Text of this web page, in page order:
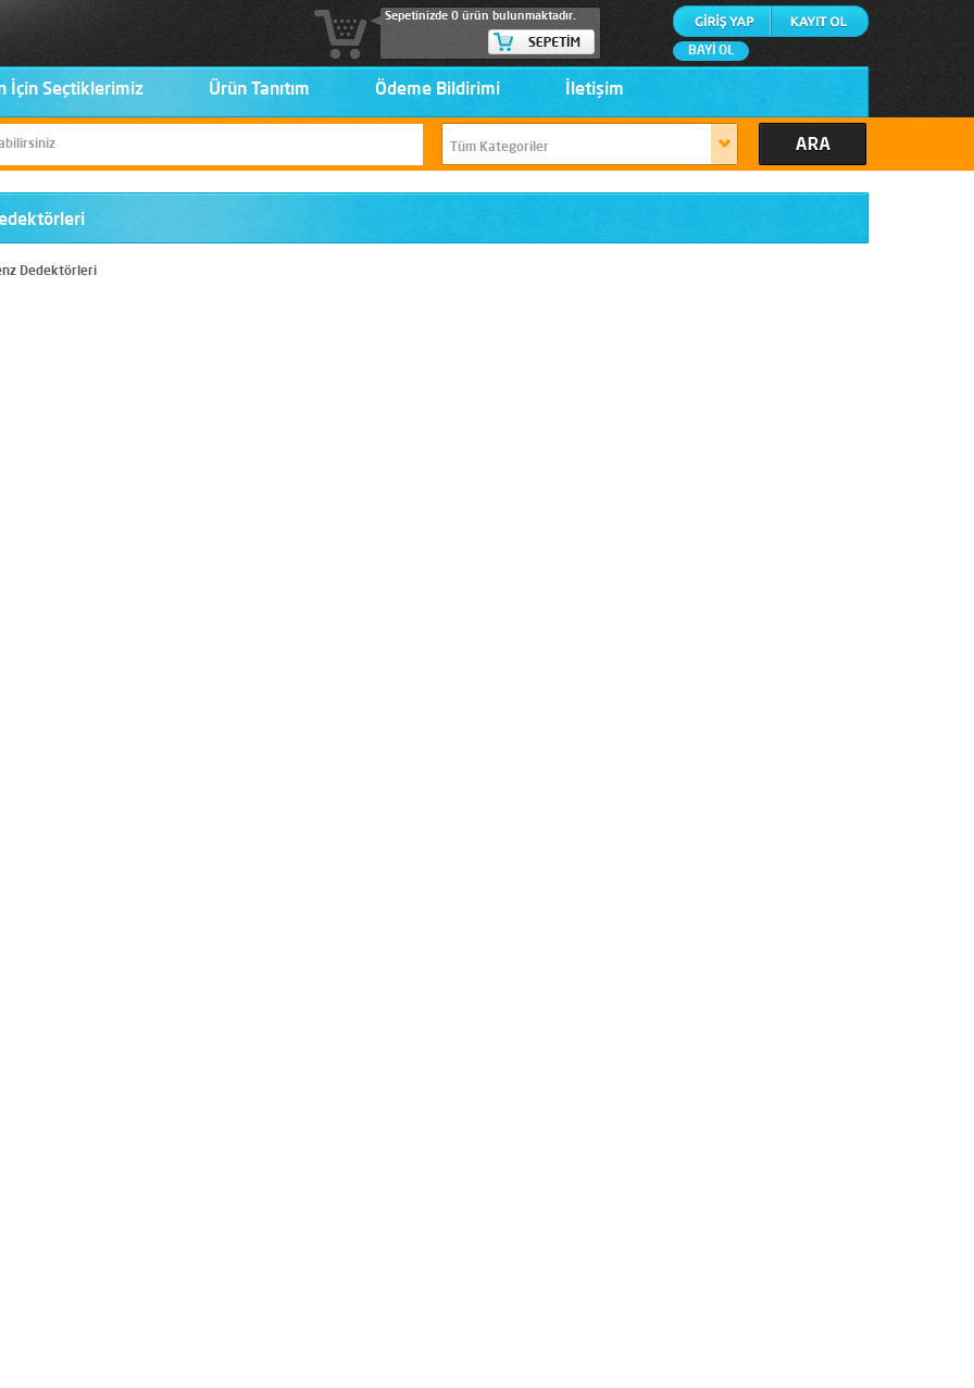
BAYİ OL
Sepetinizde 0 ürün bulunmaktadır.
İçin Seçtiklerimiz Ürün Tanıtım Ödeme Bildirimi İletişim
Dedektörleri